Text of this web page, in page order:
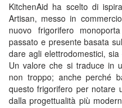
KitchenAid ha scelto di
Artisan, messo in
nuovo frigorifero
passato e presente basata
dare agli elettrodomestici,
Un valore che si traduce in
non troppo; anche perché
questo frigorifero per notare
dalla progettualità più